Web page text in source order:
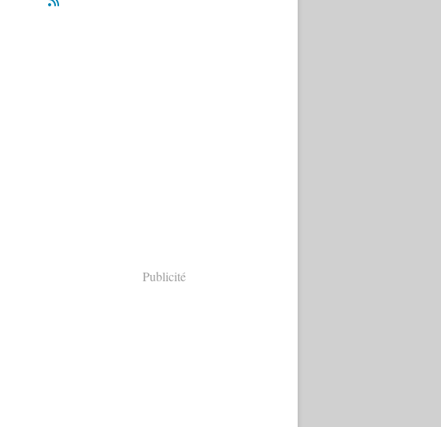
Publicité